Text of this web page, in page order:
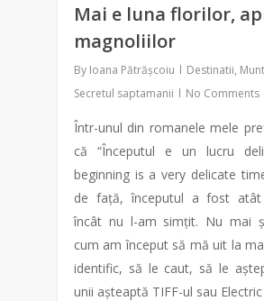
Mai e luna florilor,
magnoliilor
By Ioana Pătrășcoiu Destinatii,
Secretul saptamanii
No Comments
Într-unul din romanele mele
că “Începutul e un lucru
beginning is a very delicate
de față, începutul a fost
încât nu l-am simțit. Nu mai
cum am început să mă uit la
identific, să le caut, să le
unii așteaptă TIFF-ul sau Electric